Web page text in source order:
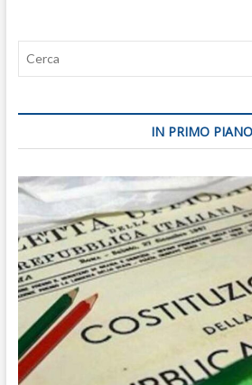
IN PRIMO PIANO